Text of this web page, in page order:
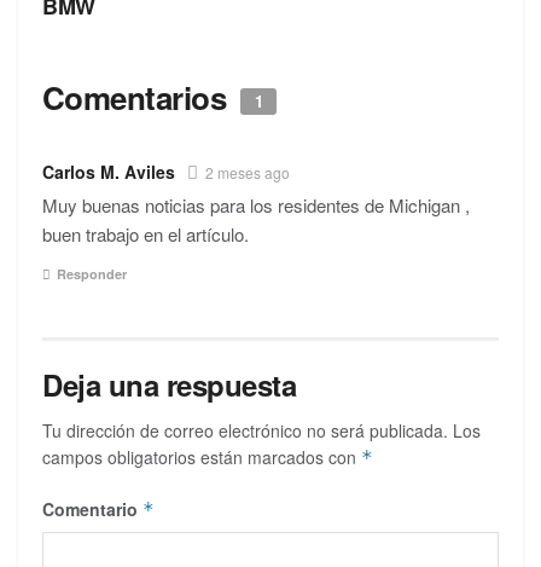
Comentarios 1
Carlos M. Aviles 2 meses ago
Muy buenas noticias para los residentes de Michigan ,
buen trabajo en el artículo.
Responder
Deja una respuesta
Tu dirección de correo electrónico no será publicada. Los
campos obligatorios están marcados con *
Comentario *